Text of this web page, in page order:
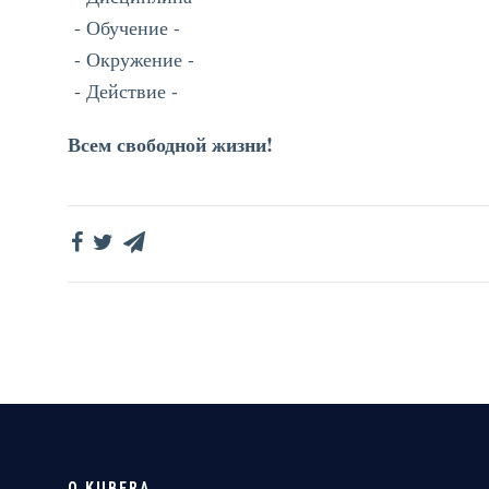
- Обучение -
- Окружение -
- Действие -
Всем свободной жизни!